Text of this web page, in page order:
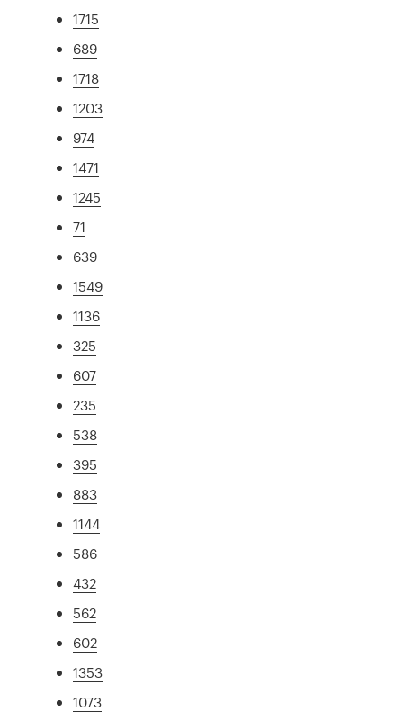
1715
689
1718
1203
974
1471
1245
71
639
1549
1136
325
607
235
538
395
883
1144
586
432
562
602
1353
1073